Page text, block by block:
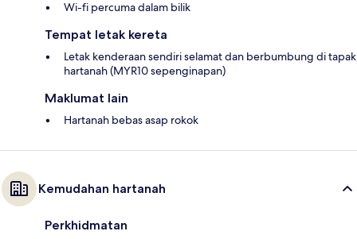
Wi-fi percuma dalam bilik
Tempat letak kereta
Letak kenderaan sendiri selamat dan berbumbung di tapak
hartanah (MYR10 sepenginapan)
Maklumat lain
Hartanah bebas asap rokok
Kemudahan hartanah
Perkhidmatan